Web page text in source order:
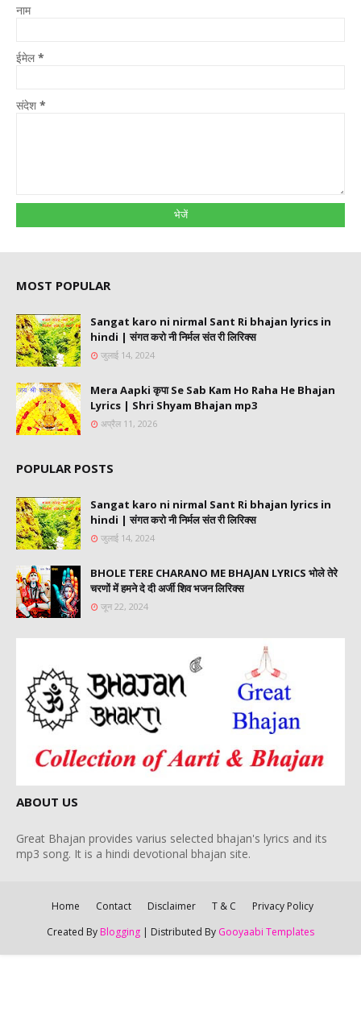
नाम
ईमेल*
संदेश *
MOST POPULAR
Sangat karo ni nirmal Sant Ri bhajan lyrics in
hindi | संगत करो नी निर्मल संत री लिरिक्स
जुलाई 14, 2024
Mera Aapki कृपा Se Sab Kam Ho Raha He Bhajan
Lyrics | Shri Shyam Bhajan mp3
अप्रैल 11, 2026
POPULAR POSTS
Sangat karo ni nirmal Sant Ri bhajan lyrics in
hindi | संगत करो नी निर्मल संत री लिरिक्स
जुलाई 14, 2024
BHOLE TERE CHARANO ME BHAJAN LYRICS भोले तेरे
चरणों में हमने दे दी अर्जी शिव भजन लिरिक्स
जून 22, 2024
ABOUT US
Great Bhajan provides varius selected bhajan's lyrics and its
mp3 song. It is a hindi devotional bhajan site.
Home Contact Disclaimer T & C
Privacy Policy
Created By Blogging | Distributed By Gooyaabi Templates